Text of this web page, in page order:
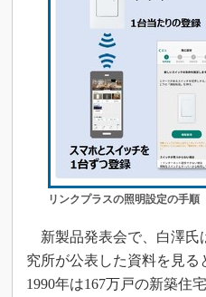
リンクプラスの照明設定の手順
新製品発表会で、白澤氏
究所が公表した資料を見る
1990年は167万戸の新築住